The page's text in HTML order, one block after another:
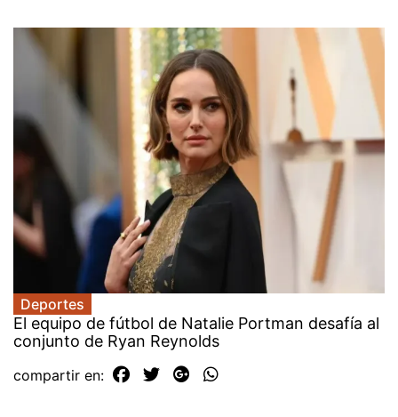
Deportes
El equipo de fútbol de Natalie Portman desafía al
conjunto de Ryan Reynolds
compartir en: